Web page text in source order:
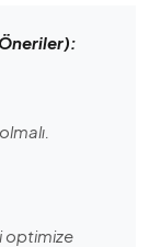
optimize